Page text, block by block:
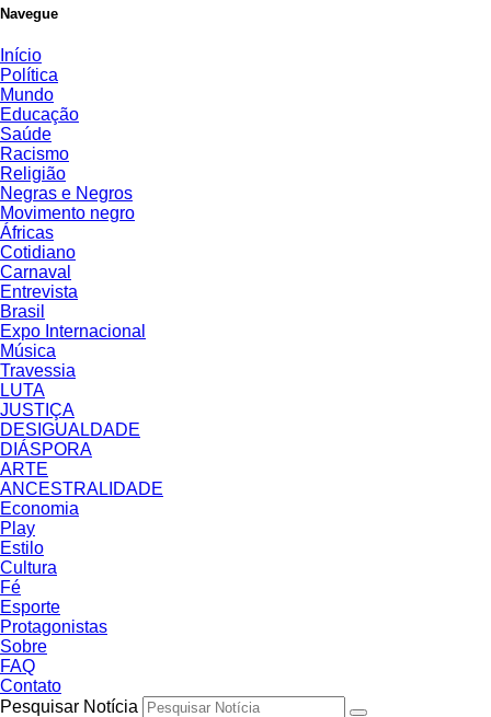
Navegue
Início
Política
Mundo
Educação
Saúde
Racismo
Religião
Negras e Negros
Movimento negro
Áfricas
Cotidiano
Carnaval
Entrevista
Brasil
Expo Internacional
Música
Travessia
LUTA
JUSTIÇA
DESIGUALDADE
DIÁSPORA
ARTE
ANCESTRALIDADE
Economia
Play
Estilo
Cultura
Fé
Esporte
Protagonistas
Sobre
FAQ
Contato
Pesquisar Notícia